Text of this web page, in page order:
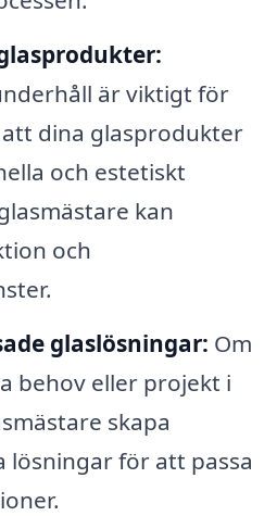
är viktigt för
dina glasprodukter
och estetiskt
kan
och
glaslösningar: Om
behov eller projekt i
skapa
lösningar för att passa